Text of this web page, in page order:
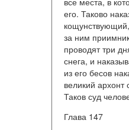
его. Таково
за ним
проводят три
снега, и
из его бесов
великий
Таков суд
Глава 147